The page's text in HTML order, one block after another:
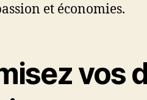
et économies.
vos